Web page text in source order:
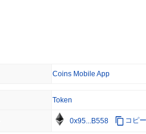
ブラックロ
August 05 2026
Coins Mobile App
Token
0x95...B558 コピー